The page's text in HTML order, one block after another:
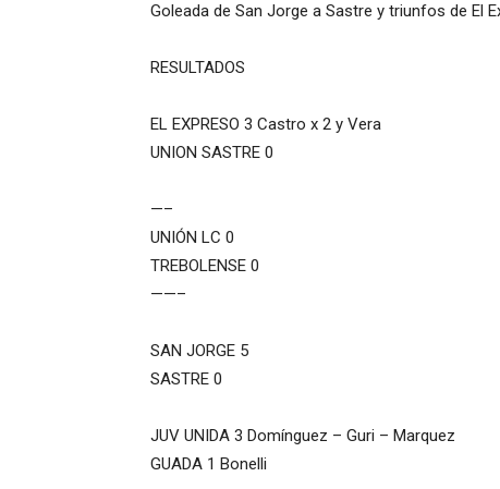
Goleada de San Jorge a Sastre y triunfos de El
RESULTADOS
EL EXPRESO 3 Castro x 2 y Vera
UNION SASTRE 0
—–
UNIÓN LC 0
TREBOLENSE 0
——–
SAN JORGE 5
SASTRE 0
JUV UNIDA 3 Domínguez – Guri – Marquez
GUADA 1 Bonelli